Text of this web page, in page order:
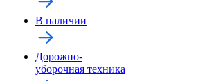
В наличии
Дорожно-
уборочная техника